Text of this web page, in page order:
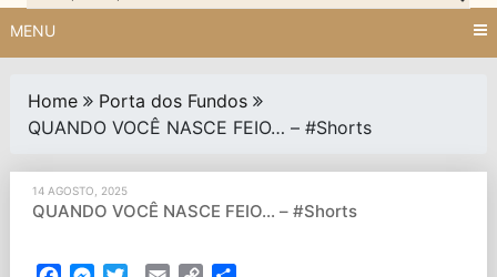
MENU
Home
Porta dos Fundos
QUANDO VOCÊ NASCE FEIO… – #Shorts
14 AGOSTO, 2025
QUANDO VOCÊ NASCE FEIO… – #Shorts